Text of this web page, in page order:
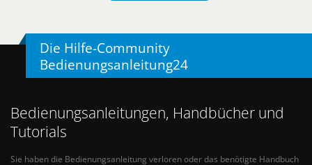
Die Hilfe-Community
Bedienungsanleitung24
Bedienungsanleitungen, Handbücher und
Tutorials
Sie haben die Bedienungsanleitung verloren oder das benötigte Handbuch